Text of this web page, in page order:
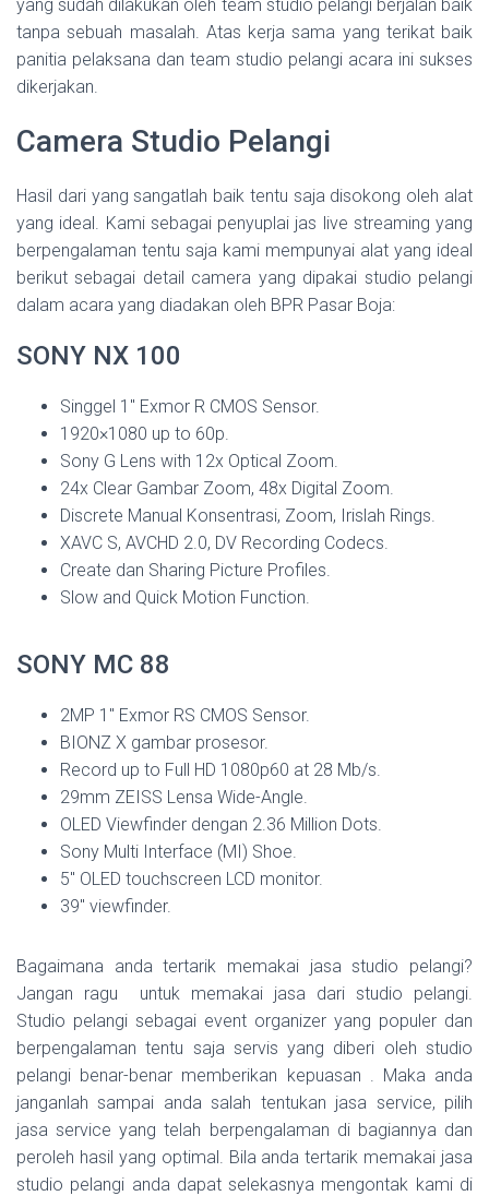
yang sudah dilakukan oleh team studio pelangi berjalan baik
tanpa sebuah masalah. Atas kerja sama yang terikat baik
panitia pelaksana dan team studio pelangi acara ini sukses
dikerjakan.
Camera Studio Pelangi
Hasil dari yang sangatlah baik tentu saja disokong oleh alat
yang ideal. Kami sebagai penyuplai jas live streaming yang
berpengalaman tentu saja kami mempunyai alat yang ideal
berikut sebagai detail camera yang dipakai studio pelangi
dalam acara yang diadakan oleh BPR Pasar Boja:
SONY NX 100
Singgel 1″ Exmor R CMOS Sensor.
1920×1080 up to 60p.
Sony G Lens with 12x Optical Zoom.
24x Clear Gambar Zoom, 48x Digital Zoom.
Discrete Manual Konsentrasi, Zoom, Irislah Rings.
XAVC S, AVCHD 2.0, DV Recording Codecs.
Create dan Sharing Picture Profiles.
Slow and Quick Motion Function.
SONY MC 88
2MP 1″ Exmor RS CMOS Sensor.
BIONZ X gambar prosesor.
Record up to Full HD 1080p60 at 28 Mb/s.
29mm ZEISS Lensa Wide-Angle.
OLED Viewfinder dengan 2.36 Million Dots.
Sony Multi Interface (MI) Shoe.
5″ OLED touchscreen LCD monitor.
39″ viewfinder.
Bagaimana anda tertarik memakai jasa studio pelangi?
Jangan ragu untuk memakai jasa dari studio pelangi.
Studio pelangi sebagai event organizer yang populer dan
berpengalaman tentu saja servis yang diberi oleh studio
pelangi benar-benar memberikan kepuasan . Maka anda
janganlah sampai anda salah tentukan jasa service, pilih
jasa service yang telah berpengalaman di bagiannya dan
peroleh hasil yang optimal. Bila anda tertarik memakai jasa
studio pelangi anda dapat selekasnya mengontak kami di